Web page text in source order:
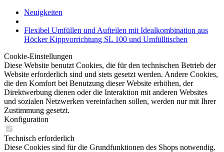
Neuigkeiten
Flexibel Umfüllen und Aufteilen mit Idealkombination aus
Höcker Kippvorrichtung SL 100 und Umfülltischen
Cookie-Einstellungen
Diese Website benutzt Cookies, die für den technischen Betrieb der
Website erforderlich sind und stets gesetzt werden. Andere Cookies,
die den Komfort bei Benutzung dieser Website erhöhen, der
Direktwerbung dienen oder die Interaktion mit anderen Websites
und sozialen Netzwerken vereinfachen sollen, werden nur mit Ihrer
Zustimmung gesetzt.
Konfiguration
Technisch erforderlich
Diese Cookies sind für die Grundfunktionen des Shops notwendig.